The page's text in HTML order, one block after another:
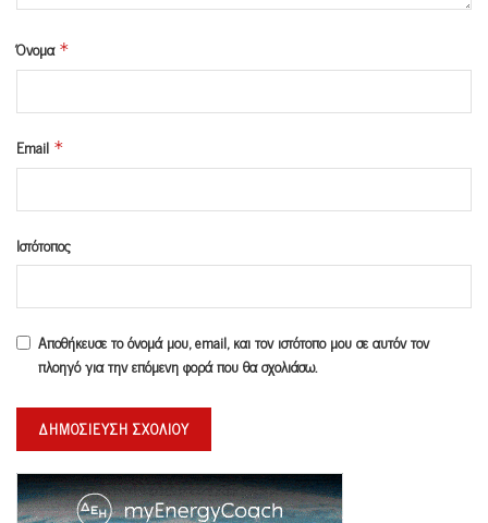
Όνομα *
Email *
Ιστότοπος
Αποθήκευσε το όνομά μου, email, και τον ιστότοπο μου σε αυτόν τον
πλοηγό για την επόμενη φορά που θα σχολιάσω.